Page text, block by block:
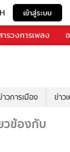
เข้าสู่ระบบ
ารวงการเพลง
าวการเมือง ข่าว
วข้องกับ